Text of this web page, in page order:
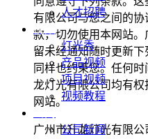
人才招聘
视频
灯光秀
产品视频
项目视频
视频教程
公司新闻
有限公司与您之间的
款，切勿使用本网站
留未经通知随时更新
同样也约束您。任何
龙灯光有限公司均有
网站。
广州市升龙灯光有限